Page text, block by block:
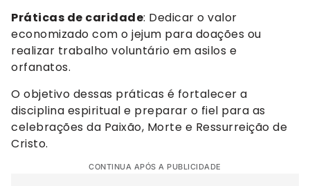
Práticas de caridade: Dedicar o valor
economizado com o jejum para doações ou
realizar trabalho voluntário em asilos e
orfanatos.
O objetivo dessas práticas é fortalecer a
disciplina espiritual e preparar o fiel para as
celebrações da Paixão, Morte e Ressurreição de
Cristo.
CONTINUA APÓS A PUBLICIDADE